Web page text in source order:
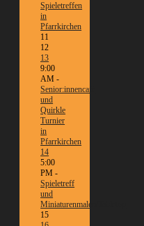
Spieletreffen
in
Pfarrkirchen
11
12
13
9:00
AM -
Senior:innencafé
und
Quirkle
Turnier
in
Pfarrkirchen
14
5:00
PM -
Spieletreff
und
Miniaturenmalen/Tabletop
15